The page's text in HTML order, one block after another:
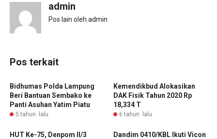
admin
Pos lain oleh admin
Pos terkait
Bidhumas Polda Lampung
Beri Bantuan Sembako ke
Panti Asuhan Yatim Piatu
5 tahun lalu
Kemendikbud Alokasikan
DAK Fisik Tahun 2020 Rp
18,334 T
6 tahun lalu
HUT Ke-75, Denpom II/3
Dandim 0410/KBL Ikuti Vicon